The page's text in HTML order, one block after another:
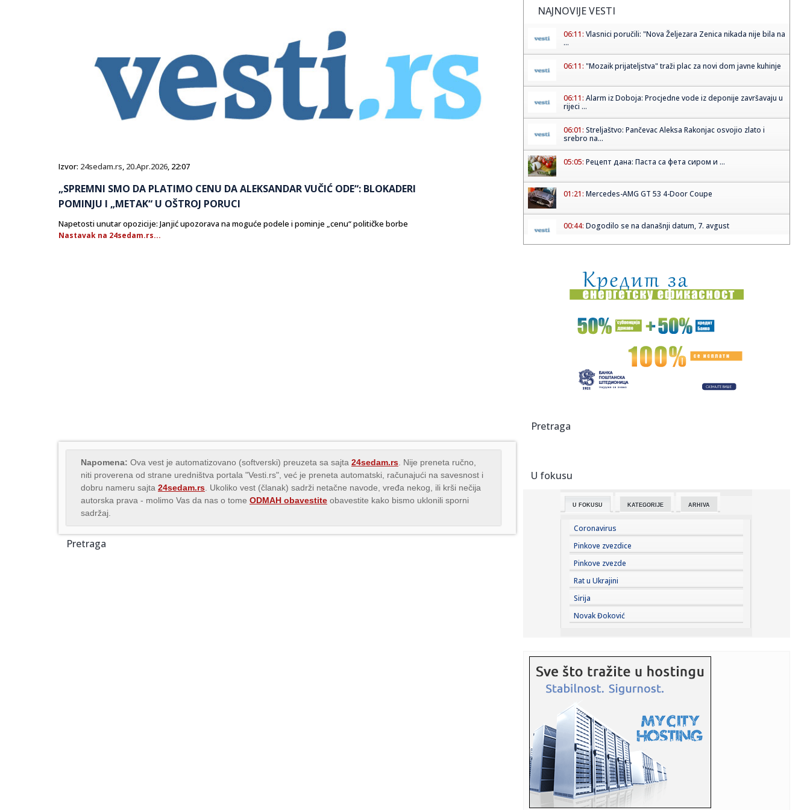
Izvor: 24sedam.rs, 20.Apr.2026, 22:07
„SPREMNI SMO DA PLATIMO CENU DA ALEKSANDAR VUČIĆ ODE“: BLOKADERI
POMINJU I „METAK“ U OŠTROJ PORUCI
Napetosti unutar opozicije: Janjić upozorava na moguće podele i pominje „cenu“ političke borbe
Nastavak na 24sedam.rs...
Napomena: Ova vest je automatizovano (softverski) preuzeta sa sajta 24sedam.rs . Nije preneta ručno,
niti proverena od strane uredništva portala "Vesti.rs", već je preneta automatski, računajući na savesnost i
dobru nameru sajta 24sedam.rs . Ukoliko vest (članak) sadrži netačne navode, vređa nekog, ili krši nečija
autorska prava - molimo Vas da nas o tome ODMAH obavestite obavestite kako bismo uklonili sporni
sadržaj.
Pretraga
NAJNOVIJE VESTI
06:11: Vlasnici poručili: "Nova Željezara Zenica nikada nije bila na
...
06:11: "Mozaik prijateljstva" traži plac za novi dom javne kuhinje
06:11: Alarm iz Doboja: Procjedne vode iz deponije završavaju u
rijeci ...
06:01: Streljaštvo: Pančevac Aleksa Rakonjac osvojio zlato i
srebro na...
05:05: Рецепт дана: Паста са фета сиром и ...
01:21: Mercedes-AMG GT 53 4-Door Coupe
00:44: Dogodilo se na današnji datum, 7. avgust
00:34:Nissan Qashqai e-Power prešao 1980 km s jednim
rezervoarom goriv...
00:29:Evropa gori! Još jedan toplotni talas, cela Italija pod
crvenim ...
Zelenski smenio ambasadore u još četiri države
00:09:Humska konačno videla konkretan Partizan! Pogledajte
napredak...
00:01:
23:59:
U predgrađu Damaska podignut autobus u vazduh, dve
23:55:ROMAŠČENKO POSLE POTOPA U HUMSKOJ: Jedna stvar
posebno ga je ra...
23:54:Aleksić: "Nemamo čega da se plašimo u Kazahstanu"
VIDEO
23:48:Trener Tobola: "Hteli smo da Partizan napada po krilu"
23:44: "Mesi bi bio Pikaso" VIDEO
23:41:
svaka...
23:41:Može li ljetna avantura ipak nekako prerasti u ozbiljnu
vezu?
23:38:Partizan demolirao Tobol, Ilić konačno zadovoljan: Na
momente j...
23:36:U Minhenu krenula serijska proizvodnja potpuno
Pretraga
U fokusu
U FOKUSU KATEGORIJE ARHIVA
Coronavirus
Pinkove zvezdice
Pinkove zvezde
Rat u Ukrajini
Sirija
Novak Đoković